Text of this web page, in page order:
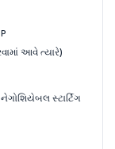
આવે ત્યારે)
સ્ટાર્ટિંગ